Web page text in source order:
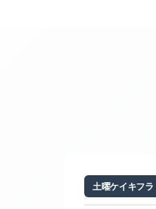
土曜ケイキフラ